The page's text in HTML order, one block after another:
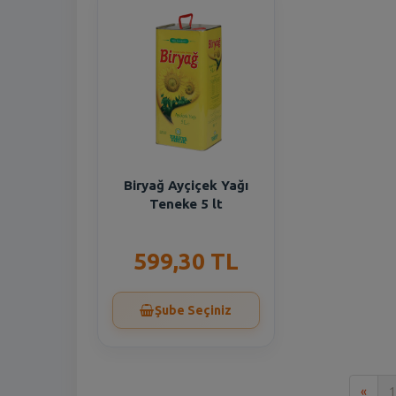
Biryağ Ayçiçek Yağı
Teneke 5 lt
599,30 TL
Şube Seçiniz
« 1